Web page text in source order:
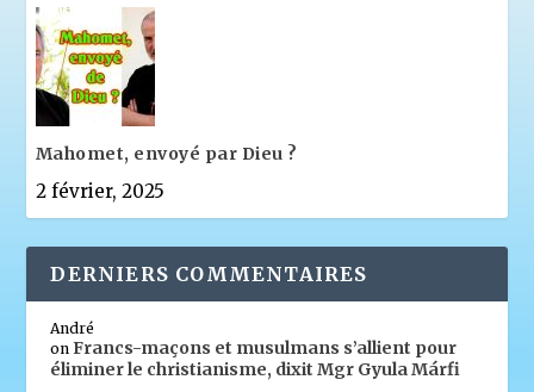
Mahomet, envoyé par Dieu ?
2 février, 2025
DERNIERS COMMENTAIRES
André
onFrancs-maçons et musulmans s’allient pour
éliminer le christianisme, dixit Mgr Gyula Márfi